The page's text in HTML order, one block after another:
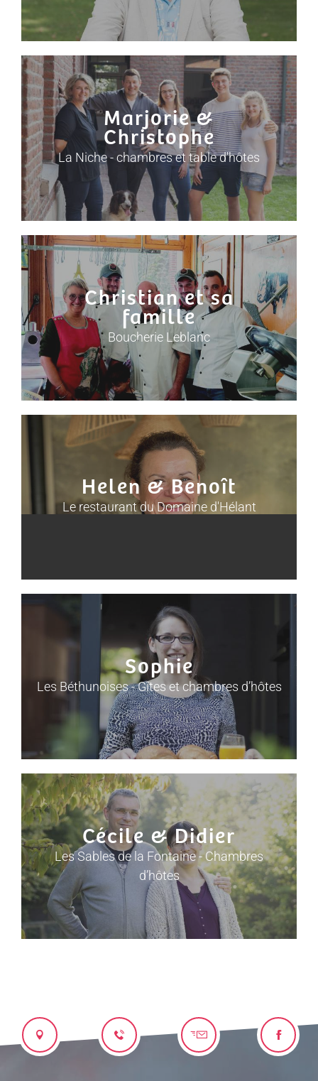
Marjorie &
Christophe
La Niche - chambres et table d'hôtes
Christian et sa
famille
Boucherie Leblanc
Helen & Benoît
Le restaurant du Domaine d'Hélant
Sophie
Les Béthunoises - Gîtes et chambres d’hôtes
Cécile & Didier
Les Sables de la Fontaine - Chambres
d’hôtes